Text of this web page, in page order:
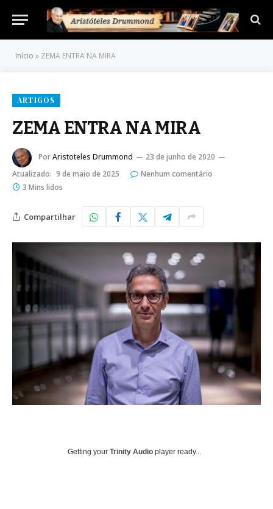
Início » ZEMA ENTRA NA MIRA
ARTIGOS
ZEMA ENTRA NA MIRA
PorAristoteles Drummond
23 de junho de 2020
Atualizado: 9 de maio de 2025
Nenhum comentário
3 Mins lidos
Compartilhar
Getting your Trinity Audio player ready...